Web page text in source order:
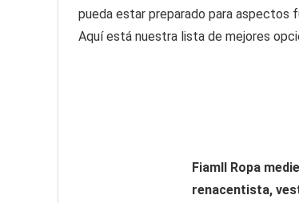
pueda estar preparado para aspectos
Aquí está nuestra lista de mejores
Fiamll Ropa
renacentista,